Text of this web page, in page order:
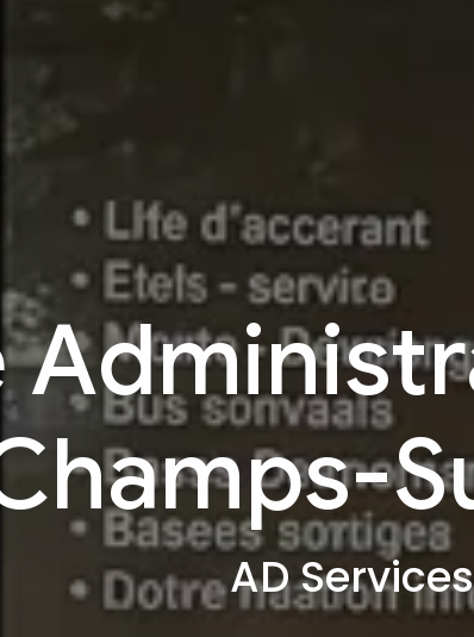
AD Services